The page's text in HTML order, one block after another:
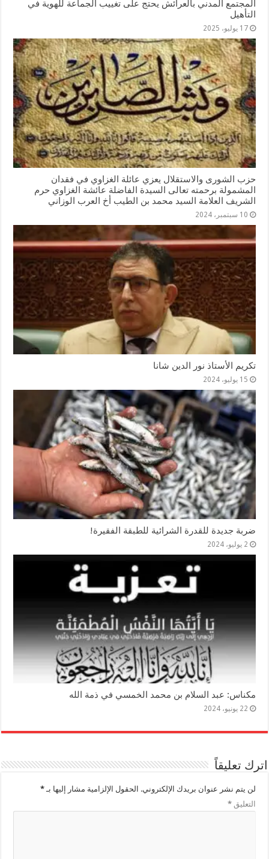
المجتمع المدني بالعرائش يحتج على تغييب الجماعة للهوية في
التأهيل
17 يوليو، 2025
حزب الشورى والاستقلال يعزي عائلة الغزاوي في فقدان
المشمولة برحمته تعالى السيدة الفاضلة عائشة الغزاوي حرم
الشريف العلامة السيد محمد بن الطيب أخ العرب الوزاني
10 سبتمبر، 2024
تكريم الأستاذ نور الدين شانا
15 يوليو، 2024
ضربة جديدة للقدرة الشرائية للطبقة الفقيرة!
2 يوليو، 2024
مكناس: عبد السلام بن محمد الخمسي في ذمة الله
22 يونيو، 2024
اترك تعليقاً
لن يتم نشر عنوان بريدك الإلكتروني. الحقول الإلزامية مشار إليها بـ*
التعليق*